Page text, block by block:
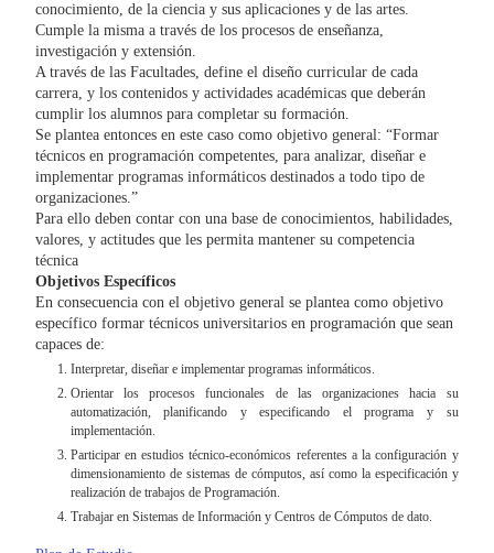
conocimiento, de la ciencia y sus aplicaciones y de las artes.
Cumple la misma a través de los procesos de enseñanza,
investigación y extensión.
A través de las Facultades, define el diseño curricular de cada
carrera, y los contenidos y actividades académicas que deberán
cumplir los alumnos para completar su formación.
Se plantea entonces en este caso como objetivo general: “Formar
técnicos en programación competentes, para analizar, diseñar e
implementar programas informáticos destinados a todo tipo de
organizaciones.”
Para ello deben contar con una base de conocimientos, habilidades,
valores, y actitudes que les permita mantener su competencia
técnica
Objetivos Específicos
En consecuencia con el objetivo general se plantea como objetivo
específico formar técnicos universitarios en programación que sean
capaces de:
Interpretar, diseñar e implementar programas informáticos.
Orientar los procesos funcionales de las organizaciones hacia su
automatización, planificando y especificando el programa y su
implementación.
Participar en estudios técnico-económicos referentes a la configuración y
dimensionamiento de sistemas de cómputos, así como la especificación y
realización de trabajos de Programación.
Trabajar en Sistemas de Información y Centros de Cómputos de dato.